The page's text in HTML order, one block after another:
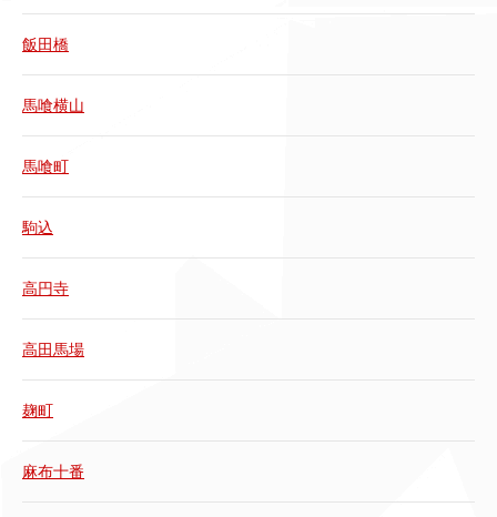
飯田橋
馬喰横山
馬喰町
駒込
高円寺
高田馬場
麹町
麻布十番